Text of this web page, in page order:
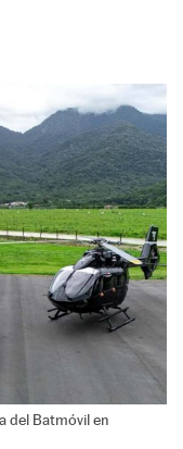
del Batmóvil en